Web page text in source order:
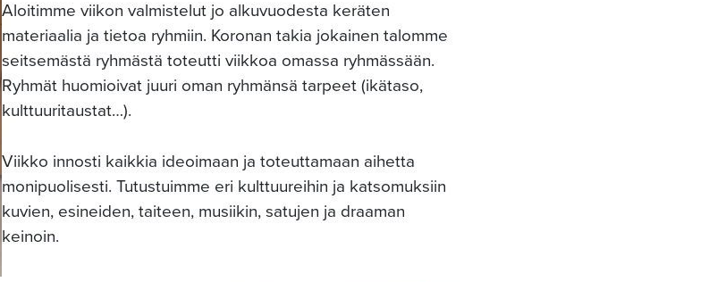
Aloitimme viikon valmistelut jo alkuvuodesta keräten
materiaalia ja tietoa ryhmiin. Koronan takia jokainen talomme
seitsemästä ryhmästä toteutti viikkoa omassa ryhmässään.
Ryhmät huomioivat juuri oman ryhmänsä tarpeet (ikätaso,
kulttuuritaustat…).
Viikko innosti kaikkia ideoimaan ja toteuttamaan aihetta
monipuolisesti. Tutustuimme eri kulttuureihin ja katsomuksiin
kuvien, esineiden, taiteen, musiikin, satujen ja draaman
keinoin.